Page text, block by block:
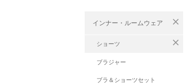
インナー・ルームウェア close
ショーツ close
ブラジャー
ブラ＆ショーツセット